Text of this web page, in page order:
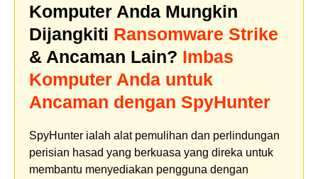
Komputer Anda Mungkin
Dijangkiti Ransomware Strike
& Ancaman Lain? Imbas
Komputer Anda untuk
Ancaman dengan SpyHunter
SpyHunter ialah alat pemulihan dan perlindungan
perisian hasad yang berkuasa yang direka untuk
membantu menyediakan pengguna dengan